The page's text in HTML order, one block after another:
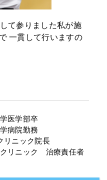
て参りました私が施
一貫して行いますの
医学部卒
病院勤務
ニック院長
リニック 治療責任者